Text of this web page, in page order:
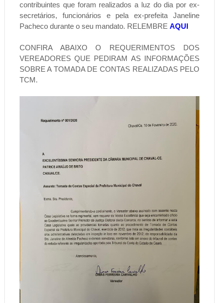
contribuintes que foram realizados a luz do dia por ex-
secretários, funcionários e pela ex-prefeita Janeline
Pacheco durante o seu mandato. RELEMBRE AQUI
CONFIRA ABAIXO O REQUERIMENTOS DOS
VEREADORES QUE PEDIRAM AS INFORMAÇÕES
SOBRE A TOMADA DE CONTAS REALIZADAS PELO
TCM.